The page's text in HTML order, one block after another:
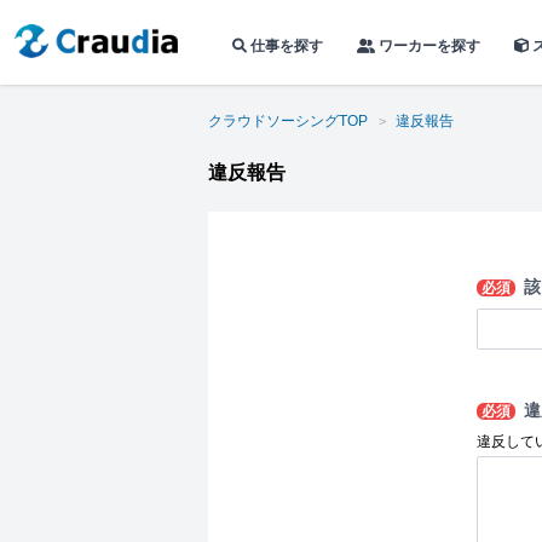
仕事を探す ワーカーを探す
クラウドソーシングTOP 違反報告
違反報告
必須
必須
違反して